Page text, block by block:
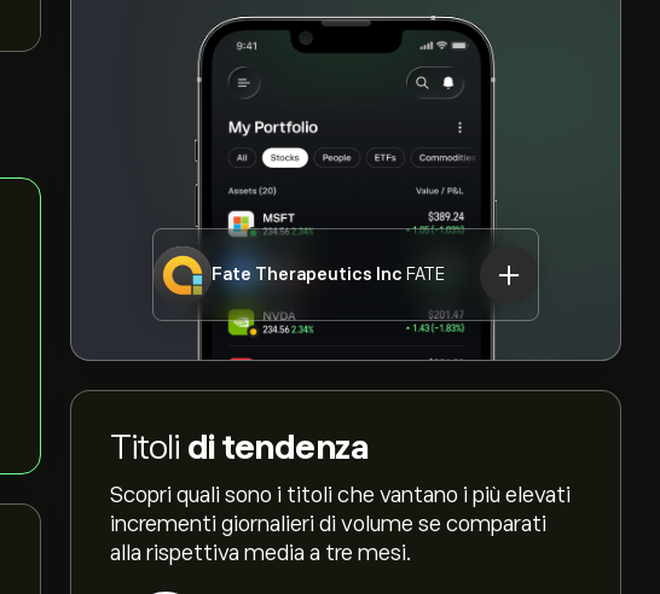
Fate Therapeutics Inc FATE
Titoli di tendenza
Scopri quali sono i titoli che vantano i più elevati
incrementi giornalieri di volume se comparati
alla rispettiva media a tre mesi.